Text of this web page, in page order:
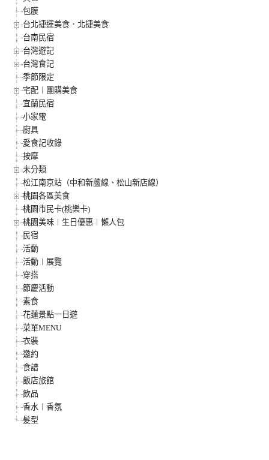
包膜
台北捷運美食．北捷美食
台南民宿
台灣遊記
台灣食記
季節限定
宅配︱團購美食
宜蘭民宿
小家電
廚具
愛食記收錄
按摩
未分類
松江南京站（中和新蘆線、松山新店線）
桃園各區美食
桃園市民卡(桃樂卡)
桃園美味︱生日優惠︱懶人包
民宿
活動
活動︱展覽
穿搭
節慶活動
素食
花蓮景點一日遊
菜單MENU
衣裝
邀約
食譜
飯店旅館
飲品
香水︱香氛
髮型